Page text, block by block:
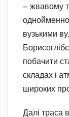
— жвавому
вузькими
побачити
складах і
широких
Далі траса